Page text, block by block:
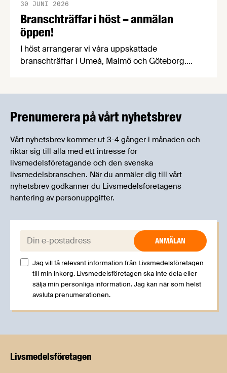
Branschträffar i höst – anmälan
öppen!
30 JUNI 2026
I höst arrangerar vi våra uppskattade
branschträffar i Umeå, Malmö och Göteborg.
Prenumerera på vårt nyhetsbrev
Vårt nyhetsbrev kommer ut 3-4 gånger i månaden och
riktar sig till alla med ett intresse för
livsmedelsföretagande och den svenska
livsmedelsbranschen. När du anmäler dig till vårt
nyhetsbrev godkänner du Livsmedelsföretagens
hantering av personuppgifter.
E-post:
Jag vill få relevant information från Livsmedelsföretagen
till min inkorg. Livsmedelsföretagen ska inte dela eller
sälja min personliga information. Jag kan när som helst
avsluta prenumerationen.
Livsmedels­företagen